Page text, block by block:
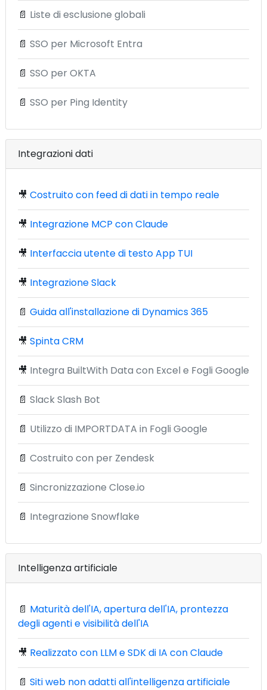
📄 Liste di esclusione globali
📄 SSO per Microsoft Entra
📄 SSO per OKTA
📄 SSO per Ping Identity
Integrazioni dati
🎥 Costruito con feed di dati in tempo reale
🎥 Integrazione MCP con Claude
🎥 Interfaccia utente di testo App TUI
🎥 Integrazione Slack
📄 Guida all'installazione di Dynamics 365
🎥 Spinta CRM
🎥 Integra BuiltWith Data con Excel e Fogli Google
📄 Slack Slash Bot
📄 Utilizzo di IMPORTDATA in Fogli Google
📄 Costruito con per Zendesk
📄 Sincronizzazione Close.io
📄 Integrazione Snowflake
Intelligenza artificiale
📄 Maturità dell'IA, apertura dell'IA, prontezza
degli agenti e visibilità dell'IA
🎥 Realizzato con LLM e SDK di IA con Claude
📄 Siti web non adatti all'intelligenza artificiale